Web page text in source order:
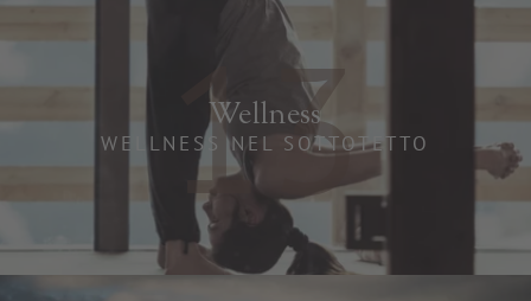
13
Wellness
WELLNESS NEL SOTTOTETTO